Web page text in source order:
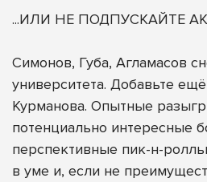
...ИЛИ НЕ ПОДПУСКАЙТЕ
Симонов, Губа, Агламасов
университета. Добавьте
Курманова. Опытные
потенциально интересные
перспективные пик-н-
в уме и, если не